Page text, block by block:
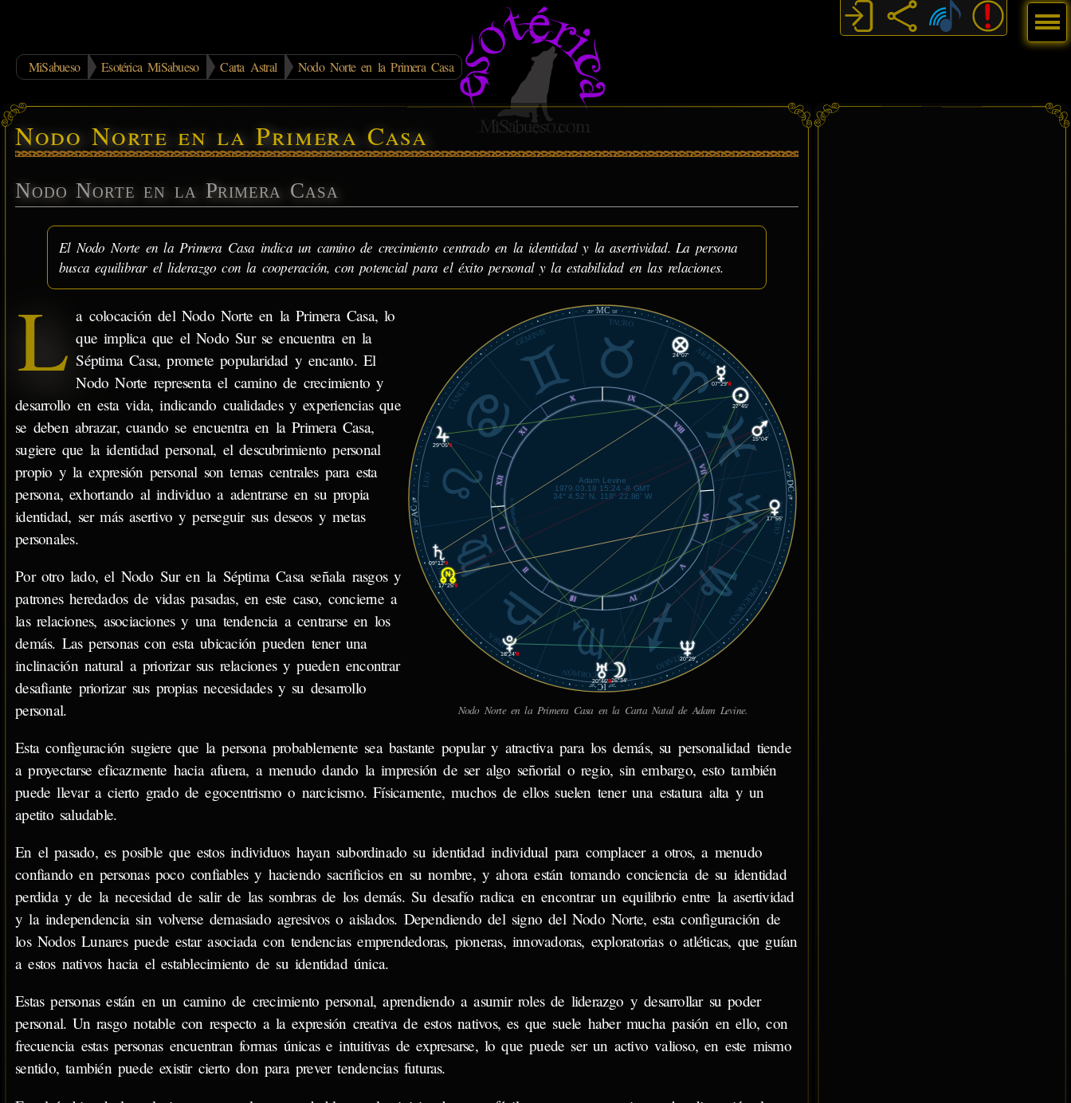
MiSabueso Esotérica MiSabueso Carta Astral Nodo Norte en la Primera Casa
Nodo Norte en la Primera Casa
Nodo Norte en la Primera Casa
El Nodo Norte en la Primera Casa indica un camino de crecimiento centrado en la identidad y la asertividad. La persona
busca equilibrar el liderazgo con la cooperación, con potencial para el éxito personal y la estabilidad en las relaciones.
© MiSabueso.com
25°
AC
18'
25°
DC
18'
20°MC 58'
20°
IC
58'
ARIES
TAURO
GÉMINIS
CÁNCER
LEO
VIRGO
LIBRA
ESCORPIÓN
SAGITARIO
CAPRICORNIO
ACUARIO
PISCIS
X
XI
XII
I
II
III IV
V
VI
VII
VIII
IX
27°45'
26°34'
07°29'℞
17°55'
15°04'
29°05'℞
09°12'℞
20°46'℞
20°29'
18°24'℞
17°25'℞
24°07'
Adam Levine
1979.03.18 15:24 -8 GMT
34° 4.52' N, 118° 22.86' W
Nodo Norte en la Primera Casa en la Carta Natal de Adam Levine.
L a colocación del Nodo Norte en la Primera Casa, lo
que implica que el Nodo Sur se encuentra en la
Séptima Casa, promete popularidad y encanto. El
Nodo Norte representa el camino de crecimiento y
desarrollo en esta vida, indicando cualidades y experiencias que
se deben abrazar, cuando se encuentra en la Primera Casa,
sugiere que la identidad personal, el descubrimiento personal
propio y la expresión personal son temas centrales para esta
persona, exhortando al individuo a adentrarse en su propia
identidad, ser más asertivo y perseguir sus deseos y metas
personales.
Por otro lado, el Nodo Sur en la Séptima Casa señala rasgos y
patrones heredados de vidas pasadas, en este caso, concierne a
las relaciones, asociaciones y una tendencia a centrarse en los
demás. Las personas con esta ubicación pueden tener una
inclinación natural a priorizar sus relaciones y pueden encontrar
desafiante priorizar sus propias necesidades y su desarrollo
personal.
Esta configuración sugiere que la persona probablemente sea bastante popular y atractiva para los demás, su personalidad tiende
a proyectarse eficazmente hacia afuera, a menudo dando la impresión de ser algo señorial o regio, sin embargo, esto también
puede llevar a cierto grado de egocentrismo o narcicismo. Físicamente, muchos de ellos suelen tener una estatura alta y un
apetito saludable.
En el pasado, es posible que estos individuos hayan subordinado su identidad individual para complacer a otros, a menudo
confiando en personas poco confiables y haciendo sacrificios en su nombre, y ahora están tomando conciencia de su identidad
perdida y de la necesidad de salir de las sombras de los demás. Su desafío radica en encontrar un equilibrio entre la asertividad
y la independencia sin volverse demasiado agresivos o aislados. Dependiendo del signo del Nodo Norte, esta configuración de
los Nodos Lunares puede estar asociada con tendencias emprendedoras, pioneras, innovadoras, exploratorias o atléticas, que guían
a estos nativos hacia el establecimiento de su identidad única.
Estas personas están en un camino de crecimiento personal, aprendiendo a asumir roles de liderazgo y desarrollar su poder
personal. Un rasgo notable con respecto a la expresión creativa de estos nativos, es que suele haber mucha pasión en ello, con
frecuencia estas personas encuentran formas únicas e intuitivas de expresarse, lo que puede ser un activo valioso, en este mismo
sentido, también puede existir cierto don para prever tendencias futuras.
Menú